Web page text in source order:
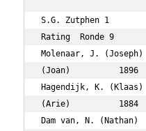
S.G. Zutphen 1		Rating	Hardenberg 1
Rating	Ronde 9
Molenaar, J. (Joseph)	2025	Reinders, J.
(Joan)		1896	1 - 0
Hagendijk, K. (Klaas)	1922	Spuij, A.D.
(Arie)		1884	½ - ½
Dam van, N. (Nathan)	1993	Zwaagstra, M.B.